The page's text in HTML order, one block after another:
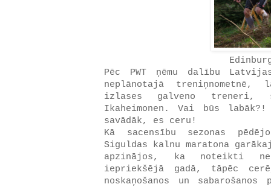
Pēc PWT ņēmu dalību
neplānotajā
izlases galveno treneri,
Ikaheimonen. Vai būs
savādāk, es ceru!
Kā sacensību sezonas
Siguldas kalnu maratona
apzinājos, ka noteikti
iepriekšējā gadā, tāpēc
noskaņošanos un